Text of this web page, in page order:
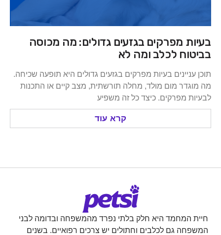
מפרקים בגזעים גדולים: מה מכוסה
לכלב ומה לא
בעיות מפרקים בגזעים גדולים היא תופעה שכיחה.
מום מולד, מחלה תורשתית, מצב קיים או התכנות
מפרקים. כיצד כל זה משפיע
קרא עוד
המחמד היא חלק בלתי נפרד מהמשפחה ובדומה לבני
גם לכלבים וחתולים יש צרכים רפואיים. בשנים